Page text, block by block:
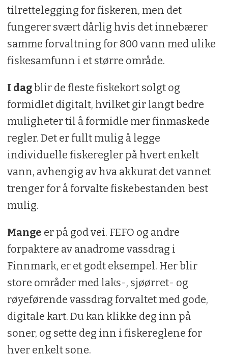
tilrettelegging for fiskeren, men det
fungerer svært dårlig hvis det innebærer
samme forvaltning for 800 vann med ulike
fiskesamfunn i et større område.
I dagblir de fleste fiskekort solgt og
formidlet digitalt, hvilket gir langt bedre
muligheter til å formidle mer finmaskede
regler. Det er fullt mulig å legge
individuelle fiskeregler på hvert enkelt
vann, avhengig av hva akkurat det vannet
trenger for å forvalte fiskebestanden best
mulig.
Mange er på god vei. FEFO og andre
forpaktere av anadrome vassdrag i
Finnmark, er et godt eksempel. Her blir
store områder med laks-, sjøørret- og
røyeførende vassdrag forvaltet med gode,
digitale kart. Du kan klikke deg inn på
soner, og sette deg inn i fiskereglene for
hver enkelt sone.